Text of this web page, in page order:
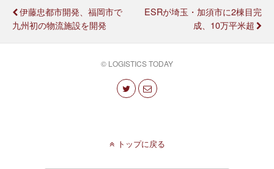
伊藤忠都市開発、福岡市で
九州初の物流施設を開発
ESRが埼玉・加須市に2棟目完
成、10万平米超
© LOGISTICS TODAY
トップに戻る